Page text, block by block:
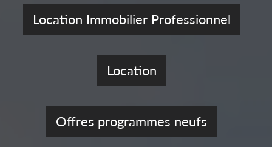
Location Immobilier Professionnel
Location
Offres programmes neufs